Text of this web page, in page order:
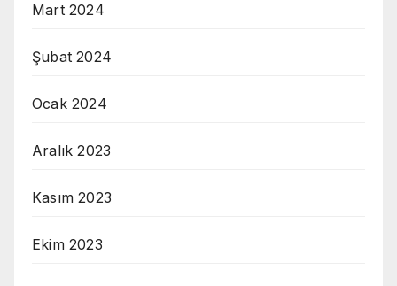
Mart 2024
Şubat 2024
Ocak 2024
Aralık 2023
Kasım 2023
Ekim 2023